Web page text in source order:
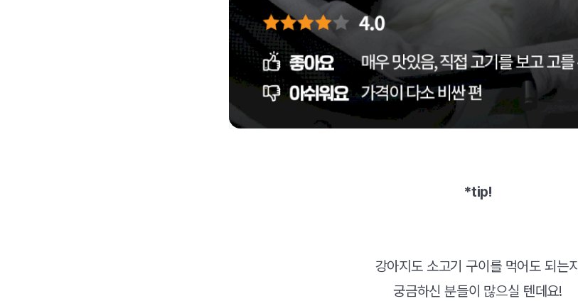
*tip!
강아지도 소고기 구이를 먹어도 되는지
궁금하신 분들이 많으실 텐데요!